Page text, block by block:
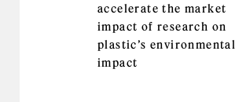
accelerate the market
impact of research on
plastic’s environmental
impact